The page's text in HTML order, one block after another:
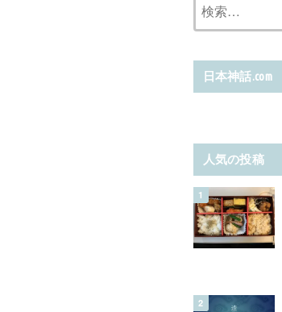
日本神話.com
人気の投稿